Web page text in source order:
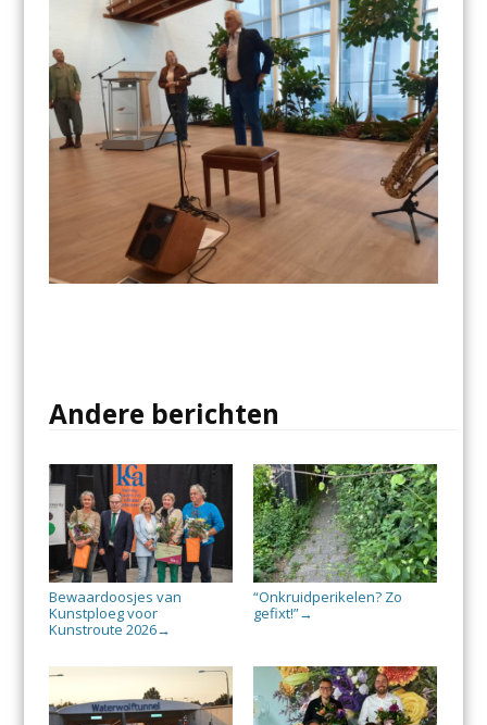
Andere berichten
Bewaardoosjes van
Kunstploeg voor
Kunstroute 2026→
“Onkruidperikelen? Zo
gefixt!”→